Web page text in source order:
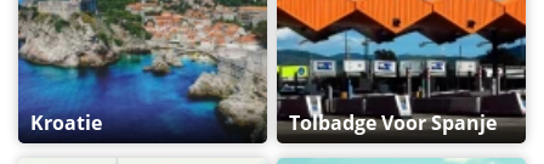
Kroatie Tolbadge Voor Spanje